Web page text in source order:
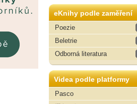
eKnihy podle zaměření
Poezie
Beletrie
Odborná literatura
Videa podle platformy
Pasco